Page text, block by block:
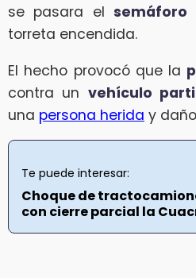
se pasara elsemáforo
torreta encendida.
El hecho provocó que la
contra un vehículo
una persona herida y
Te puede interesar:
Choque de
con cierre parcial la